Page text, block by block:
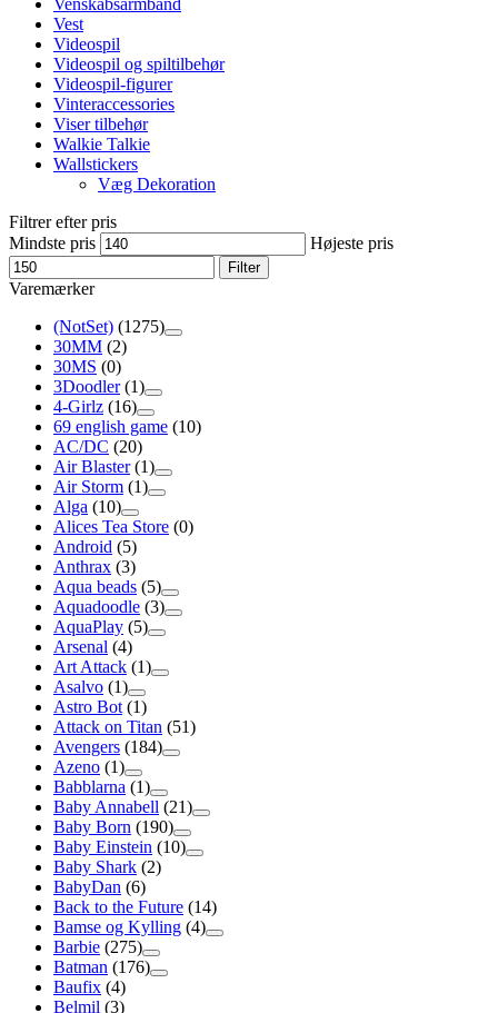
Vest
Videospil
Videospil og spiltilbehør
Videospil-figurer
Vinteraccessories
Viser tilbehør
Walkie Talkie
Wallstickers
Væg Dekoration
Filtrer efter pris
Mindste pris
Højeste pris
Filter
Varemærker
(NotSet) (1275)
30MM (2)
30MS (0)
3Doodler (1)
4-Girlz (16)
69 english game (10)
AC/DC (20)
Air Blaster (1)
Air Storm (1)
Alga (10)
Alices Tea Store (0)
Android (5)
Anthrax (3)
Aqua beads (5)
Aquadoodle (3)
AquaPlay (5)
Arsenal (4)
Art Attack (1)
Asalvo (1)
Astro Bot (1)
Attack on Titan (51)
Avengers (184)
Azeno (1)
Babblarna (1)
Baby Annabell (21)
Baby Born (190)
Baby Einstein (10)
Baby Shark (2)
BabyDan (6)
Back to the Future (14)
Bamse og Kylling (4)
Barbie (275)
Batman (176)
Baufix (4)
Belmil (3)